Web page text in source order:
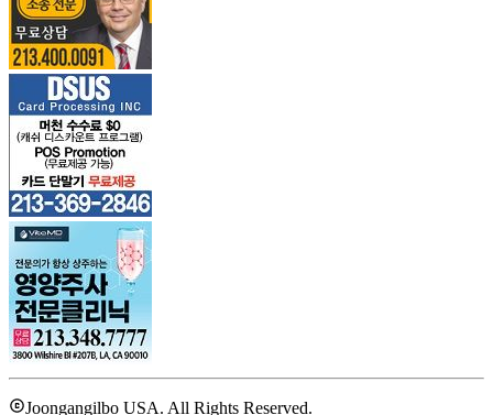
Joongangilbo USA. All Rights Reserved.